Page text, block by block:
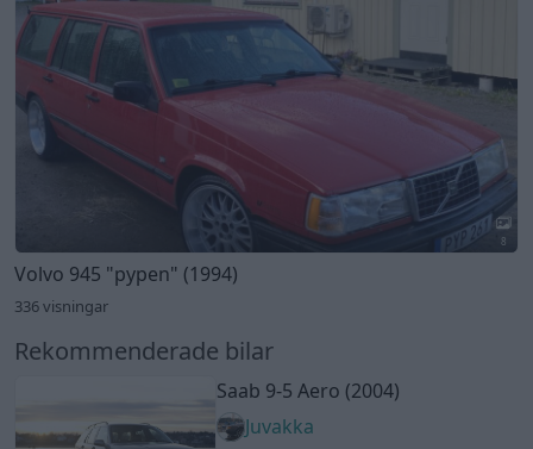
8
Volvo 945 "pypen" (1994)
336 visningar
Rekommenderade bilar
Saab 9-5 Aero (2004)
Juvakka